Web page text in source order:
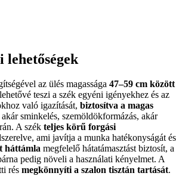
lehetőségek
az ülés magassága47–59 cm között
teszi a szék egyéni igényekhez és az
való igazítását,biztosítva a magas
sminkelés, szemöldökformázás, akár
A székteljes körű forgási
ami javítja a munka hatékonyságát és
háttámla megfelelő hátatámasztást biztosít, a
pedig növeli a használati kényelmet. A
résmegkönnyíti a szalon tisztán tartását.